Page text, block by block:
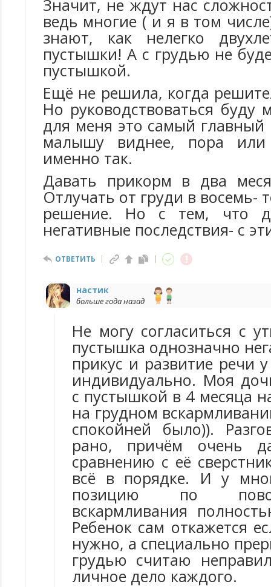
Значит, не ждут нас
ведь многие ( и я в том
знают, как нелегко
пустышки! А с грудью не
пустышкой.
Ещё не решила, когда
Но руководствоваться буду
для меня это самый главный
малышу виднее, пора
именно так.
Давать прикорм в два
Отлучать от груди в восемь-
решение. Но с тем, что
негативные последствия- с
ОТВЕТИТЬ
настик
больше года назад
Не могу согласиться с
пустышка однозначно
прикус и развитие речи
индивидуально. Моя
с пустышкой в 4 месяца
на грудном
спокойней было)).
рано, причём очень
сравнению с её
всё в порядке. И у
позицию по
вскармливания
Ребенок сам откажется
нужно, а специально
грудью считаю
личное дело каждого.